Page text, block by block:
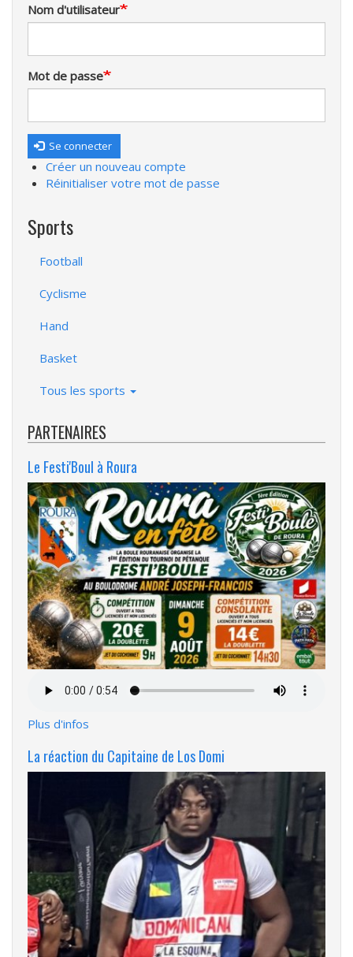
Nom d'utilisateur
Mot de passe
Se connecter
Créer un nouveau compte
Réinitialiser votre mot de passe
Sports
Football
Cyclisme
Hand
Basket
Tous les sports
PARTENAIRES
Le Festi'Boul à Roura
audio
Plus d'infos
La réaction du Capitaine de Los Domi